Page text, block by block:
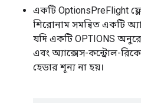
একটি OptionsPreFlight
শিরোনাম সমন্বিত একটি
যদি একটি OPTIONS
এবং অ্যাক্সেস-কন্ট্রোল-
হেডার শূন্য না হয়।